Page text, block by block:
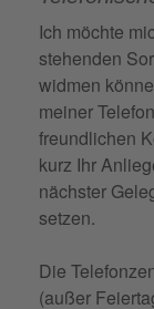
Ich möchte
stehenden
widmen
meiner
freundlichen
kurz Ihr
nächster
setzen.
Die
(außer